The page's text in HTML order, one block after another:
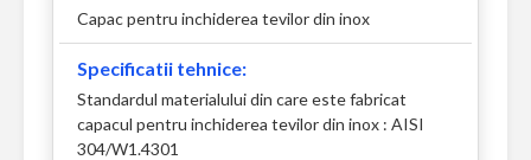
Capac pentru inchiderea tevilor din inox
Specificatii tehnice:
Standardul materialului din care este fabricat
capacul pentru inchiderea tevilor din inox : AISI
304/W1.4301